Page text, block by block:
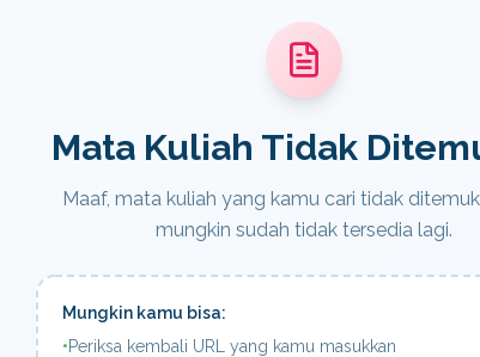
Mata Kuliah Tidak
Maaf, mata kuliah yang kamu cari tidak
mungkin sudah tidak tersedia lagi.
Mungkin kamu bisa:
•Periksa kembali URL yang kamu masukkan